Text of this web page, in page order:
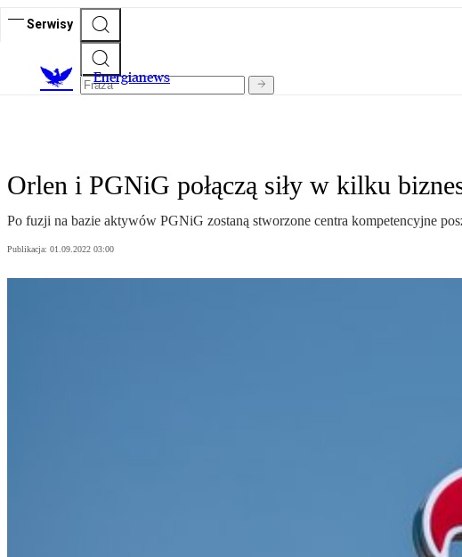
Serwisy
Energianews
Orlen i PGNiG połączą siły w kilku
Po fuzji na bazie aktywów PGNiG zostaną stworzone centra kompetencyjne
Publikacja: 01.09.2022 03:00